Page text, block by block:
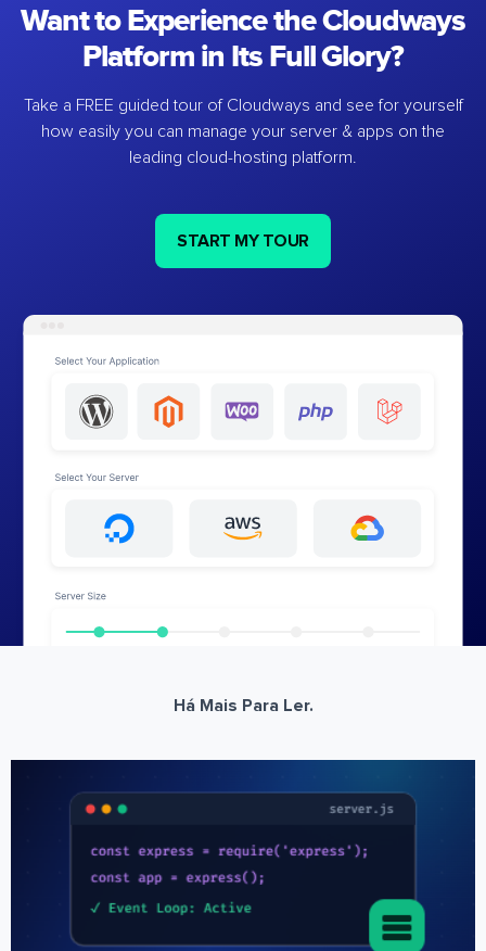
Want to Experience the Cloudways
Platform in Its Full Glory?
Take a FREE guided tour of Cloudways and see for yourself
how easily you can manage your server & apps on the
leading cloud-hosting platform.
START MY TOUR
Há Mais Para Ler.